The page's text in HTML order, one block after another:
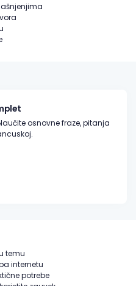
osnovne fraze, pitanja
temu
internetu
potrebe